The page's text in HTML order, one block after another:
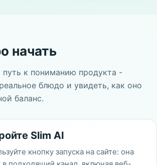
начать
к пониманию продукта -
блюдо и увидеть, как оно
баланс.
Slim AI
кнопку запуска на сайте: она